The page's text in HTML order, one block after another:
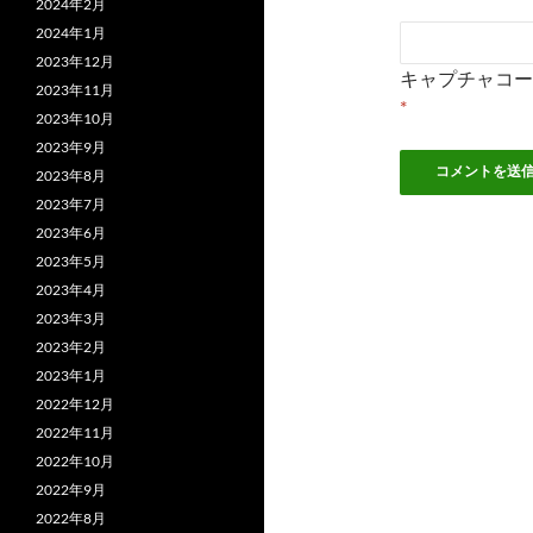
キャプチャコ
*
2024年2月
2024年1月
2023年12月
2023年11月
2023年10月
2023年9月
2023年8月
2023年7月
2023年6月
2023年5月
2023年4月
2023年3月
2023年2月
2023年1月
2022年12月
2022年11月
2022年10月
2022年9月
2022年8月